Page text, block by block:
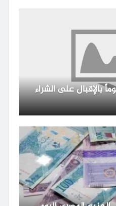
بالإقبال على الشراء